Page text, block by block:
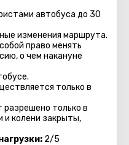
автобуса до 30
изменения маршрута.
право менять
о чем накануне
только в
только в
и колени закрыты,
2/5